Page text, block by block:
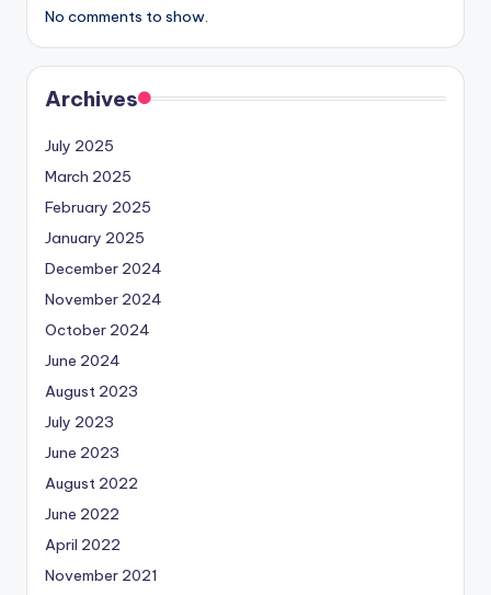
No comments to show.
Archives
July 2025
March 2025
February 2025
January 2025
December 2024
November 2024
October 2024
June 2024
August 2023
July 2023
June 2023
August 2022
June 2022
April 2022
November 2021